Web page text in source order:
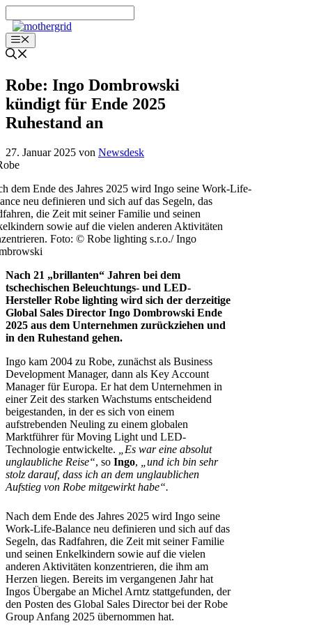
Inhalt
springenMenü
Robe: Ingo Dombrowski
kündigt für Ende 2025
Ruhestand an
27. Januar 2025 von Newsdesk
dem Ende des Jahres 2025 wird Ingo seine Work-Life-
neu definieren und sich auf das Segeln, das
die Zeit mit seiner Familie und seinen
sowie auf die vielen anderen Aktivitäten
Foto: © Robe lighting s.r.o./ Ingo
Nach 21 „brillanten“ Jahren bei dem
tschechischen Beleuchtungs- und LED-
Hersteller Robe lighting wird sich der derzeitige
Global Sales Director Ingo Dombrowski Ende
2025 aus dem Unternehmen zurückziehen und
in den Ruhestand gehen.
Ingo kam 2004 zu Robe, zunächst als Business
Development Manager, dann als Key Account
Manager für Europa. Er hat dem Unternehmen in
einer Zeit des starken Wachstums entscheidend
beigestanden, in der es sich von einem
aufstrebenden Neuling zu einem globalen
Marktführer für Moving Light und LED-
Technologie entwickelte.
„Es war eine absolut
unglaubliche Reise“, so Ingo,
„und ich bin sehr
stolz darauf, dass ich an dem unglaublichen
Aufstieg von Robe mitgewirkt habe“.
Nach dem Ende des Jahres 2025 wird Ingo seine
Work-Life-Balance neu definieren und sich auf das
Segeln, das Radfahren, die Zeit mit seiner Familie
und seinen Enkelkindern sowie auf die vielen
anderen Aktivitäten konzentrieren, die ihm am
Herzen liegen. Bereits im vergangenen Jahr hat
Ingos Übergabe an Michel Arntz stattgefunden, der
den Posten des Global Sales Director bei der Robe
Group Anfang 2025 übernommen hat.